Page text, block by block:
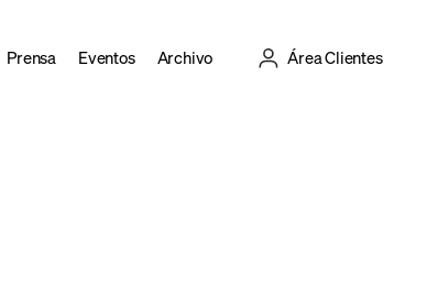
Prensa Eventos Archivo Área Clientes